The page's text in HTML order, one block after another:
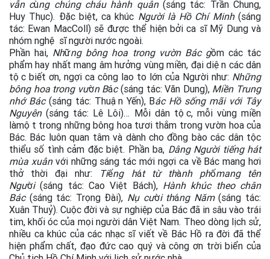
vẫn cùng chúng cháu hành quân(sáng tác: Trần Chung,
Huy Thục). Đặc biệt, ca khúc Người là Hồ Chí Minh(sáng
tác: Ewan MacColl) sẽ được thể hiện bởi ca sĩ Mỹ Dung và
nhóm nghệ sĩ người nước ngoài.
Phần hai, Những bông hoa trong vườn Bác gồm các tác
phẩm hay nhất mang âm hưởng vùng miền, đại diện các dân
tộc biết ơn, ngợi ca công lao to lớn của Người như: Những
bông hoa trong vườn Bác(sáng tác: Văn Dung), Miền Trung
nhớ Bác (sáng tác: Thuận Yến), Bác Hồ sống mãi với Tây
Nguyên(sáng tác: Lê Lôi)… Mỗi dân tộc, mỗi vùng miền
làmột trong những bông hoa tươi thắm trong vườn hoa của
Bác. Bác luôn quan tâm và dành cho đồng bào các dân tộc
thiểu số tình cảm đặc biệt. Phần ba, Dâng Người tiếng hát
mùa xuân với những sáng tác mới ngợi ca về Bác mang hơi
thở thời đại như:
Tiếng hát từ thành phốmang tên
Người(sáng tác: Cao Việt Bách), Hành khúc theo chân
Bác (sáng tác: Trọng Đài), Nụ cười tháng Năm(sáng tác:
Xuân Thuỷ). Cuộc đời và sự nghiệp của Bác đã in sâu vào trái
tim, khối óc của mọi người dân Việt Nam. Theo dòng lịch sử,
nhiều ca khúc của các nhạc sĩ viết về Bác Hồ ra đời đã thể
hiện phẩm chất, đạo đức cao quý và công ơn trời biển của